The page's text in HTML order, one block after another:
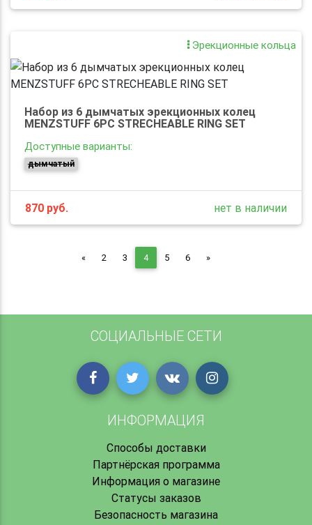
Эрекционные кольца
Набор из 6 дымчатых эрекционных колец
MENZSTUFF 6PC STRECHEABLE RING SET
Доступные варианты:
дымчатый
870 руб. нет в наличии
«Previous
2 3 4 5 6 »Next
СОЦИАЛЬНЫЕ СЕТИ
ИНФОРМАЦИЯ
Способы доставки
Партнёрская программа
Информация о магазине
Статусы заказов
Безопасность магазина